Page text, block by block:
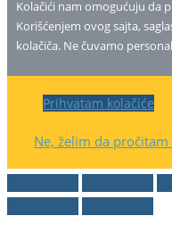
Kolačići nam omogućuju da
Korišćenjem ovog sajta,
kolačiča. Ne čuvamo
Prihvatam kolačiće
Ne, želim da pročitam